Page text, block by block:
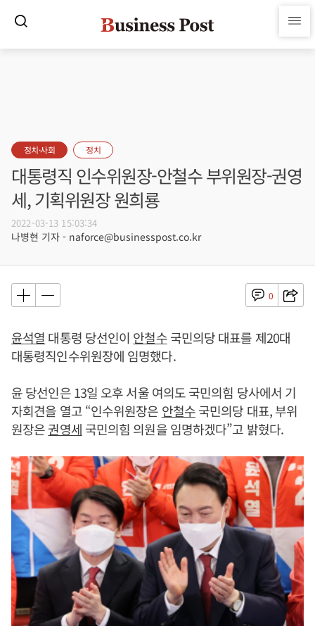
정치·사회 정치
대통령직 인수위원장-안철수 부위원장-권영
세, 기획위원장 원희룡
2022-03-13 15:03:34
나병현 기자 - naforce@businesspost.co.kr
0
윤석열 대통령 당선인이 안철수국민의당 대표를 제20대
대통령직인수위원장에 임명했다.
윤 당선인은 13일 오후 서울 여의도 국민의힘 당사에서 기
자회견을 열고 “인수위원장은 안철수국민의당 대표, 부위
원장은권영세 국민의힘 의원을 임명하겠다”고 밝혔다.